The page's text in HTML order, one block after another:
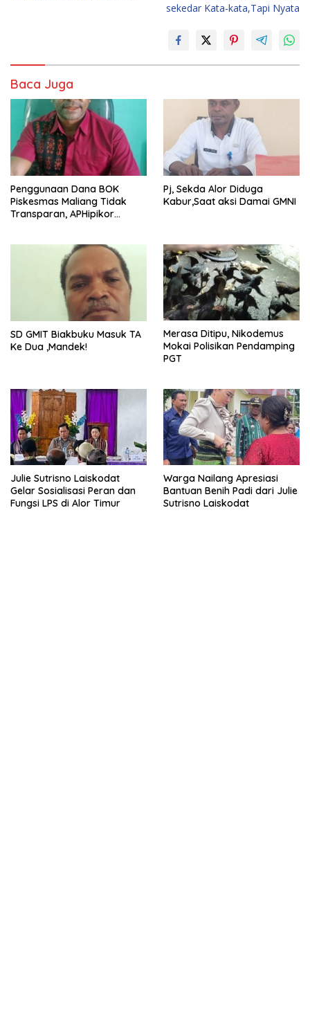
sekedar Kata-kata,Tapi Nyata
Baca Juga
Penggunaan Dana BOK
Piskesmas Maliang Tidak
Transparan, APHipikor
Pj, Sekda Alor Diduga
Kabur,Saat aksi Damai GMNI
SD GMIT Biakbuku Masuk TA
Ke Dua ,Mandek!
Merasa Ditipu, Nikodemus
Mokai Polisikan Pendamping
PGT
Julie Sutrisno Laiskodat
Gelar Sosialisasi Peran dan
Fungsi LPS di Alor Timur
Warga Nailang Apresiasi
Bantuan Benih Padi dari Julie
Sutrisno Laiskodat